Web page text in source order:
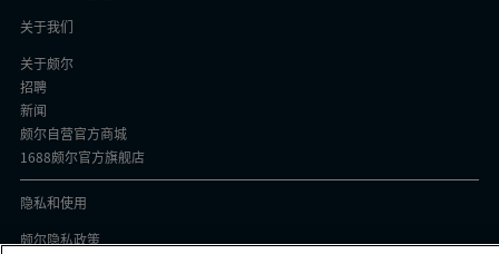
关于我们
关于颇尔
招聘
新闻
颇尔自营官方商城
1688颇尔官方旗舰店
隐私和使用
颇尔隐私政策